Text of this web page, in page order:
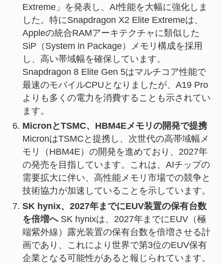
Extreme」を発表し、AI性能を大幅に強化しま
した。特にSnapdragon X2 Elite Extremeは、
Appleの統合RAMアーキテクチャに類似した
SiP（System in Package）メモリ構成を採用
し、高い帯域幅を確保しています。
Snapdragon 8 Elite Gen 5はマルチコア性能で
最速のモバイルCPUとなりましたが、A19 Pro
よりも多くの電力を消費することも示されてい
ます。
MicronとTSMC、HBM4Eメモリの開発で提携
MicronはTSMCと提携し、次世代の高帯域幅メ
モリ（HBM4E）の開発を進めており、2027年
の発売を目指しています。これは、AIチップの
需要拡大に伴い、高性能メモリ市場での競争と
技術協力が加速していることを示しています。
SK hynix、2027年までにEUV装置の保有台数
を倍増へSK hynixは、2027年までにEUV（極
端紫外線）露光装置の保有台数を倍増させる計
画であり、これにより世界で第3位のEUV保有
企業となる可能性があると報じられています。